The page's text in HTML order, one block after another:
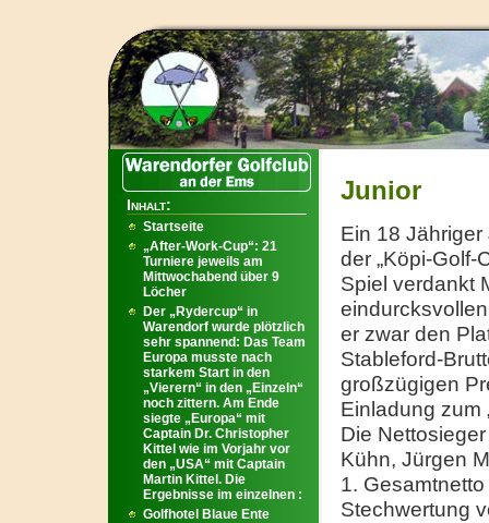
Junior
Ein 18
der „Köpi-Golf-
Spiel verdankt
er zwar den
Stableford-
großzügigen
Einladung zum
Die
Kühn, Jürgen
1.
Stechwertung
Inhalt:
Startseite
„After-Work-Cup“: 21
Turniere jeweils am
Mittwochabend über 9
Löcher
Der „Rydercup“ in
Warendorf wurde plötzlich
sehr spannend: Das Team
Europa musste nach
starkem Start in den
„Vierern“ in den „Einzeln“
noch zittern. Am Ende
siegte „Europa“ mit
Captain Dr. Christopher
Kittel wie im Vorjahr vor
den „USA“ mit Captain
Martin Kittel. Die
Ergebnisse im einzelnen :
Golfhotel Blaue Ente